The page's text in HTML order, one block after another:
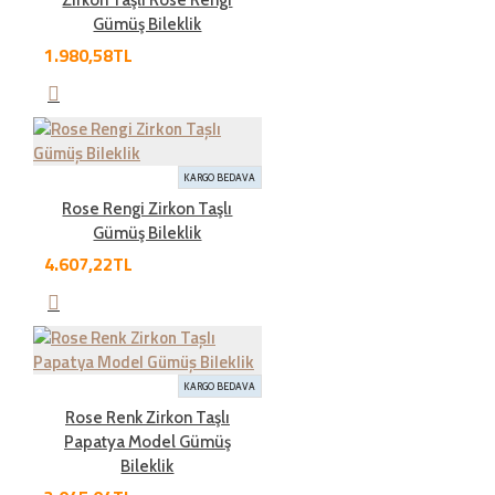
İade süresi kaç gün?
Genel olarak satın aldığınız ürünleri tahrip etmeden,
kullanmadan ve ürünün tekrar satılabilinirliğini
bozmadan, teslim tarihinden itibaren yedi ( 7 ) günlük
süre içinde geçerli bir neden belirterek iade
edebilirsiniz.Kargo bedeli bize aittir. Sebebsiz iadelerde
kargo müşteriye aittir
İade şartları nelerdir?
İade etmek üzere gönderdiğiniz ürünlerde tam olması
gereken öğeleri aşağıda bulabilirsiniz. Bunlardan herhangi
birinin eksik olması durumunda ürün iadesi kabul
edilmemektedir.
Gümüş Bileklik
1.980,58TL
KARGO BEDAVA
Rose Rengi Zirkon Taşlı
Gümüş Bileklik
4.607,22TL
KARGO BEDAVA
Rose Renk Zirkon Taşlı
Papatya Model Gümüş
Bileklik